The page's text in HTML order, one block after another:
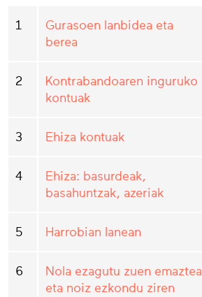
1
Gurasoen lanbidea eta
berea
2
Kontrabandoaren inguruko
kontuak
3 Ehiza kontuak
4
Ehiza: basurdeak,
basahuntzak, azeriak
5 Harrobian lanean
6
Nola ezagutu zuen emaztea
eta noiz ezkondu ziren